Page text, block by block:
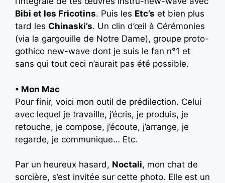
Bibi et les Fricotins. Puis les Etc’s et bien plus
tard les Chinaski’s. Un clin d’œil à Cérémonies
(via la gargouille de Notre Dame), groupe proto-
gothico new-wave dont je suis le fan n°1 et
sans qui tout ceci n’aurait pas été possible.
• Mon Mac
Pour finir, voici mon outil de prédilection. Celui
avec lequel je travaille, j’écris, je produis, je
retouche, je compose, j’écoute, j’arrange, je
regarde, je communique… Etc.
Par un heureux hasard, Noctali, mon chat de
sorcière, s’est invitée sur cette photo. Elle est un